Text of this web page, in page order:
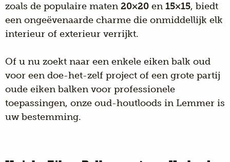
zoals de populaire maten 20×20 en 15×15, biedt
een ongeëvenaarde charme die onmiddellijk elk
interieur of exterieur verrijkt.
Of u nu zoekt naar een enkele eiken balk oud
voor een doe-het-zelf project of een grote partij
oude eiken balken voor professionele
toepassingen, onze oud-houtloods in Lemmer is
uw bestemming.